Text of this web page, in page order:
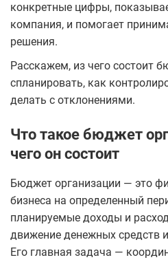
конкретные цифры,
компания, и помогает
решения.
Расскажем, из чего состоит
спланировать, как
делать с отклонениями.
Что такое бюджет
чего он состоит
Бюджет организации — это
бизнеса на определенный
планируемые доходы и
движение денежных средств
Его главная задача —